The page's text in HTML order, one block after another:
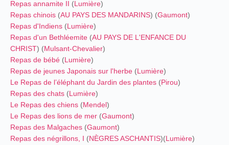
Repas annamite II (Lumière)
Repas chinois (AU PAYS DES MANDARINS) (Gaumont)
Repas d'Indiens (Lumière)
Repas d'un Bethléemite (AU PAYS DE L'ENFANCE DU
CHRIST) (Mulsant-Chevalier)
Repas de bébé (Lumière)
Repas de jeunes Japonais sur l'herbe (Lumière)
Le Repas de l’éléphant du Jardin des plantes (Pirou)
Repas des chats (Lumière)
Le Repas des chiens (Mendel)
Le Repas des lions de mer (Gaumont)
Repas des Malgaches (Gaumont)
Repas des négrillons, I (NÈGRES ASCHANTIS)(Lumière)